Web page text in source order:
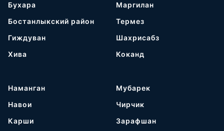
Бухара
Бостанлыкский район
Гиждуван
Хива
Маргилан
Термез
Шахрисабз
Коканд
Наманган
Навои
Карши
Мубарек
Чирчик
Зарафшан